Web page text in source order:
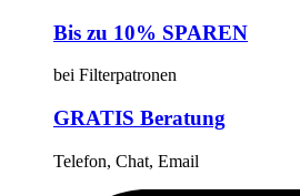
Bis zu 10% SPAREN
bei Filterpatronen
GRATIS Beratung
Telefon, Chat, Email